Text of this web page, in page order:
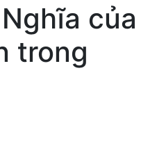
của
trong